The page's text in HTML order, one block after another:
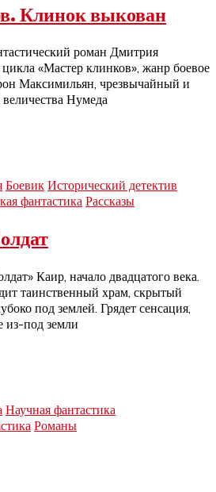
Клинок выкован
роман Дмитрия
цикла «Мастер клинков», жанр боевое
Максимильян, чрезвычайный и
Нумеда
Боевик Исторический детектив
фантастика Рассказы
Каир, начало двадцатого века.
таинственный храм, скрытый
под землей. Грядет сенсация,
из-под земли
Научная фантастика
Романы